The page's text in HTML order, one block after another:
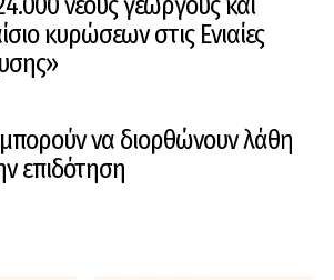
κυρώσεων στις Ενιαίες
να διορθώνουν λάθη
επιδότηση